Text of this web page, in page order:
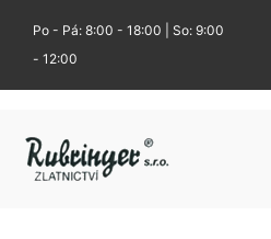
Po - Pá: 8:00 - 18:00 | So: 9:00
- 12:00